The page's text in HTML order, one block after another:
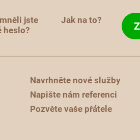
jste
heslo?
Jak na to?
Navrhněte nové služby
Napište nám referenci
Pozvěte vaše přátele